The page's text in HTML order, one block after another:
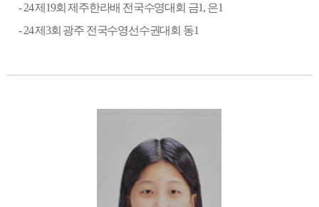
- 24제 19회 제주한라배 전국수영대회 금1, 은1
- 24제 3회 광주 전국수영선수권대회 동1